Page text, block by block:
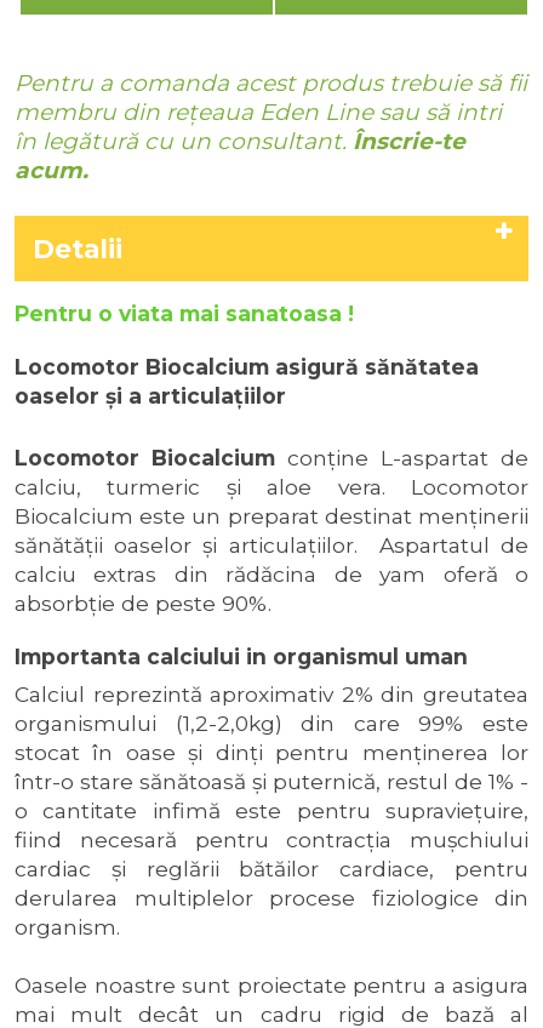
Pentru a comanda acest produs trebuie să fii
membru din rețeaua Eden Line sau să intri
în legătură cu un consultant. Înscrie-te
acum.
Detalii
Pentru o viata mai sanatoasa !
Locomotor Biocalcium asigură sănătatea
oaselor şi a articulaţiilor
Locomotor Biocalcium conţine L-aspartat de
calciu, turmeric şi aloe vera. Locomotor
Biocalcium este un preparat destinat menţinerii
sănătăţii oaselor şi articulaţiilor. Aspartatul de
calciu extras din rădăcina de yam oferă o
absorbţie de peste 90%.
Importanta calciului in organismul uman
Calciul reprezintă aproximativ 2% din greutatea
organismului (1,2-2,0kg) din care 99% este
stocat în oase şi dinţi pentru menţinerea lor
într-o stare sănătoasă şi puternică, restul de 1% -
o cantitate infimă este pentru supravieţuire,
fiind necesară pentru contracţia muşchiului
cardiac şi reglării bătăilor cardiace, pentru
derularea multiplelor procese fiziologice din
organism.
Oasele noastre sunt proiectate pentru a asigura
mai mult decât un cadru rigid de bază al